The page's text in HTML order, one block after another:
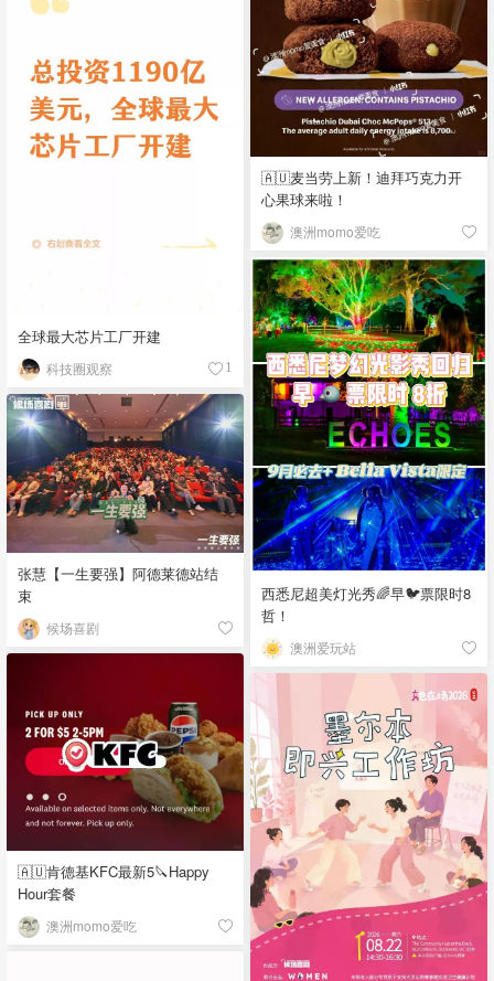
🇦🇺麦当劳上新！迪拜巧克力开
心果球来啦！
澳洲momo爱吃
全球最大芯片工厂开建
科技圈观察 1
西悉尼超美灯光秀🌈早🐦票限时8
哲！
澳洲爱玩站
张慧【一生要强】阿德莱德站结
束
候场喜剧
🇦🇺肯德基KFC最新5🔪Happy
Hour套餐
澳洲momo爱吃